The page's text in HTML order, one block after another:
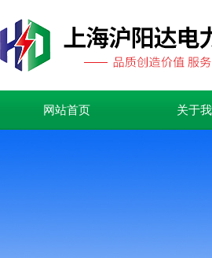
网站首页 关于